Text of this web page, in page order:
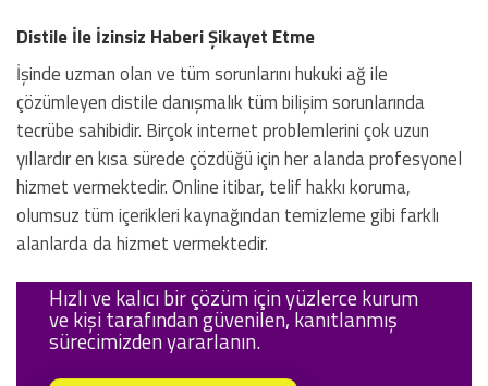
Distile İle İzinsiz Haberi Şikayet Etme
İşinde uzman olan ve tüm sorunlarını hukuki ağ ile
çözümleyen distile danışmalık tüm bilişim sorunlarında
tecrübe sahibidir. Birçok internet problemlerini çok uzun
yıllardır en kısa sürede çözdüğü için her alanda profesyonel
hizmet vermektedir. Online itibar, telif hakkı koruma,
olumsuz tüm içerikleri kaynağından temizleme gibi farklı
alanlarda da hizmet vermektedir.
Hızlı ve kalıcı bir çözüm için yüzlerce kurum
ve kişi tarafından güvenilen, kanıtlanmış
sürecimizden yararlanın.